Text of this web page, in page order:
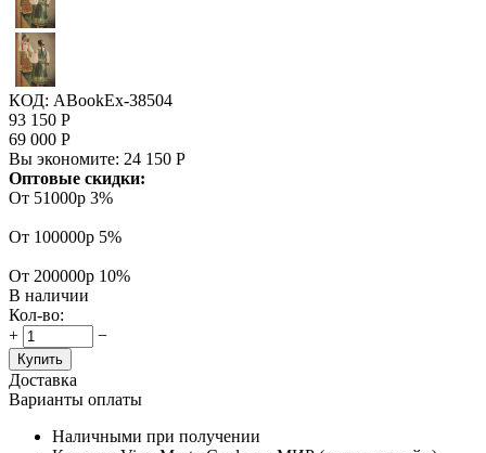
КОД: ABookEx-38504
93 150 Р
69 000 Р
Вы экономите: 24 150 Р
Оптовые скидки:
От 51000р 3%
От 100000р 5%
От 200000р 10%
В наличии
Кол-во:
+
−
Купить
Доставка
Варианты оплаты
Наличными при получении